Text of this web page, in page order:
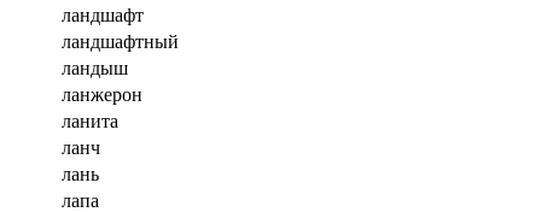
ландшафт
ландшафтный
ландыш
ланжерон
ланита
ланч
лань
лапа